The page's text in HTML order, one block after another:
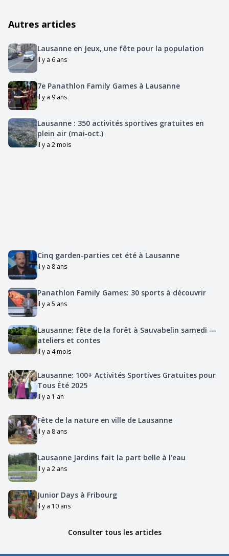
Autres articles
Lausanne en Jeux, une fête pour la population
il y a 6 ans
7e Panathlon Family Games à Lausanne
il y a 9 ans
Lausanne : 350 activités sportives gratuites en
plein air (mai‑oct.)
il y a 2 mois
Cinq garden-parties cet été à Lausanne
il y a 8 ans
Panathlon Family Games: 30 sports à découvrir
il y a 5 ans
Lausanne: fête de la forêt à Sauvabelin samedi —
ateliers et contes
il y a 4 mois
Lausanne: 100+ Activités Sportives Gratuites pour
Tous Été 2025
il y a 1 an
Fête de la nature en ville de Lausanne
il y a 8 ans
Lausanne Jardins fait la part belle à l'eau
il y a 2 ans
Junior Days à Fribourg
il y a 10 ans
Consulter tous les articles